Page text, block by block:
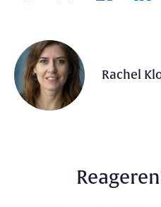
Rachel